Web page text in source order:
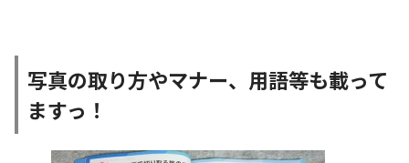
写真の取り方やマナー、用語等も載って
ますっ！